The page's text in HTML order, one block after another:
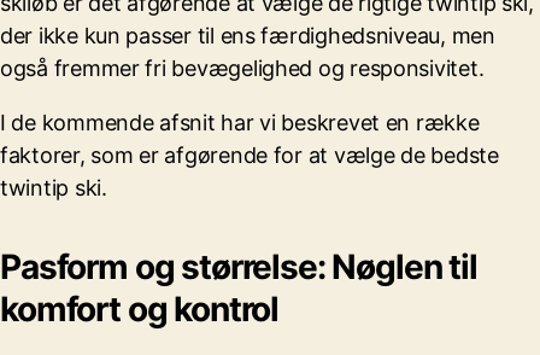
der ikke kun passer til ens færdighedsniveau, men
også fremmer fri bevægelighed og responsivitet.
I de kommende afsnit har vi beskrevet en række
faktorer, som er afgørende for at vælge de bedste
twintip ski.
Pasform og størrelse: Nøglen til
komfort og kontrol